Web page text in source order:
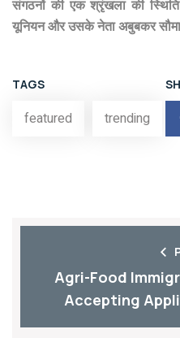
संगठनों की एक श्रृंखला की
यूनियन और उसके नेता अबुबकर
TAGS
featured trending
Agri-Food
Accepting